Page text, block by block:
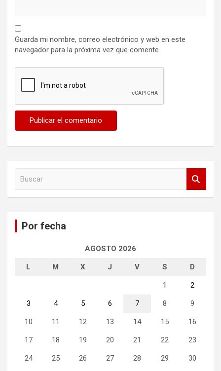
Guarda mi nombre, correo electrónico y web en este
navegador para la próxima vez que comente.
Por fecha
AGOSTO 2026
L M X J V S D
1 2
3 4 5 6 7 8 9
10 11 12 13 14 15 16
17 18 19 20 21 22 23
24 25 26 27 28 29 30